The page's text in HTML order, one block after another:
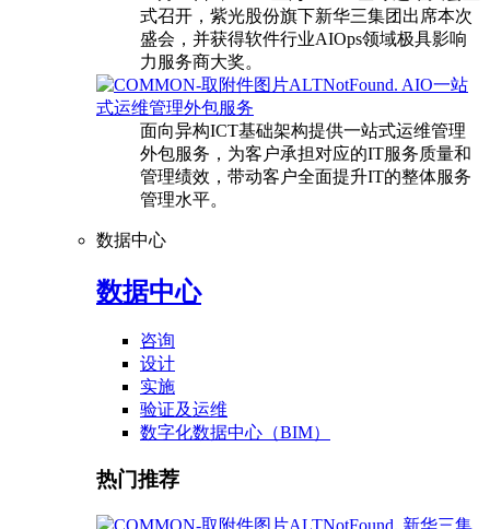
式召开，紫光股份旗下新华三集团出席本次
盛会，并获得软件行业AIOps领域极具影响
力服务商大奖。
AIO一站
式运维管理外包服务
面向异构ICT基础架构提供一站式运维管理
外包服务，为客户承担对应的IT服务质量和
管理绩效，带动客户全面提升IT的整体服务
管理水平。
数据中心
数据中心
咨询
设计
实施
验证及运维
数字化数据中心（BIM）
热门推荐
新华三集